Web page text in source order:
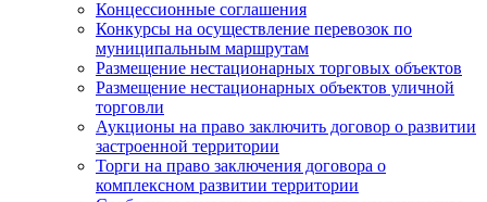
Концессионные соглашения
Конкурсы на осуществление перевозок по
муниципальным маршрутам
Размещение нестационарных торговых объектов
Размещение нестационарных объектов уличной
торговли
Аукционы на право заключить договор о развитии
застроенной территории
Торги на право заключения договора о
комплексном развитии территории